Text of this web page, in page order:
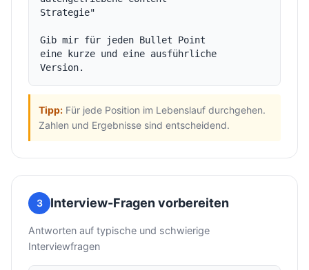
Strategie"
Gib mir für jeden Bullet Point
eine kurze und eine ausführliche
Tipp: Für jede Position im Lebenslauf durchgehen.
Zahlen und Ergebnisse sind entscheidend.
3 Interview-Fragen vorbereiten
Antworten auf typische und schwierige
Interviewfragen